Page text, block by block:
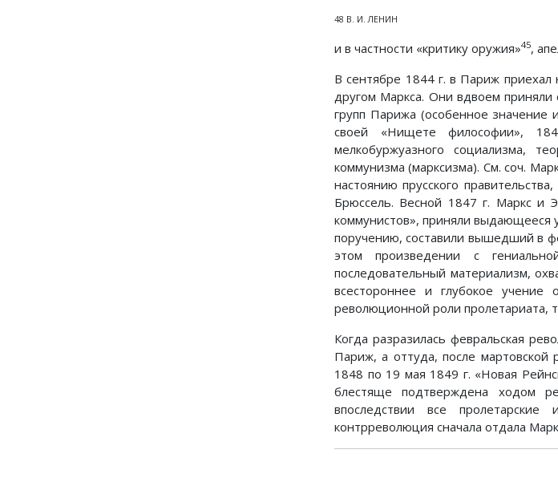
48 В. И. ЛЕНИН
и в частности «критику оружия»45,
В сентябре 1844 г. в Париж
другом Маркса. Они вдвоем
групп Парижа (особенное значение
своей «Нищете философии»,
мелкобуржуазного социализма,
коммунизма (марксизма). См. соч.
настоянию прусского
Брюссель. Весной 1847 г. Маркс и
коммунистов», приняли выдающееся
поручению, составили вышедший в
этом произведении с
последовательный материализм,
всестороннее и глубокое учение
революционной роли пролетариата,
Когда разразилась февральская
Париж, а оттуда, после мартовской
1848 по 19 мая 1849 г. «Новая
блестяще подтверждена ходом
впоследствии все
контрреволюция сначала отдала